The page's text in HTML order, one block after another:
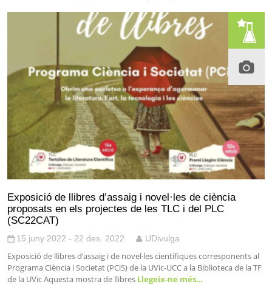
Exposició de llibres d’assaig i novel·les de ciència
proposats en els projectes de les TLC i del PLC
(SC22CAT)
15 juny 2022 - 22 des. 2022 UDivulga
Exposició de llibres d’assaig i de novel·les científiques corresponents al
Programa Ciència i Societat (PCiS) de la UVic-UCC a la Biblioteca de la TF
de la UVic Aquesta mostra de llibres Llegeix-ne més…